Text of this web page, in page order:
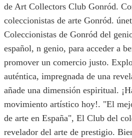
de Art Collectors Club Gonród.
coleccionistas de arte Gonród.
Coleccionistas de Gonród del
español, n genio, para acceder a
promover un comercio justo.
auténtica, impregnada de una
añade una dimensión espiritual.
movimiento artístico hoy!. "El
de arte en España", El Club del
revelador del arte de prestigio.